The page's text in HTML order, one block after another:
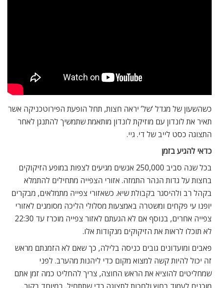
כשהשעון של מגדל ‘של’ יראה חצות, תחל הופעת הפירוטכניקה אשר
תאיר את לונדון עם מוזיקת לונדון מותאמת שתמשיך להתנגן לאחר
התצוגה כסט לייב של די. גיי.
כדאי להגיע בזמן
בכל שנה סביב 250,000 אנשים מגיעים לצפות במופע הזיקוקים
בחצות על גדות הנהר התמזה. אזורי הצפייה מתחילים להתמלא
בקהל רב ולהיסגר בקבולת שיא. כשאזורי צפייה מתמלאים, מבקרים
יופנו עי פקחים ומשטרה באמצעות מסלולי הליכה מסומנים לאזורי
צפייה אחרים, בנוסף אם לא הגעתם לאזור צפייה מוכרז עד 22:30
לא תוכלו לראות את הזיקוקים מנקודות אלו.
פאבים ומועדונים גובים כניסה בלילה, כך שאם לא הזמנתם מראש
זה יכול להיות קשה למצוא מקום כדי ליהנות מהערב. לפני
שמחליטים להוציא את הראש החוצה, צריך להחליט כמה זמן אתם